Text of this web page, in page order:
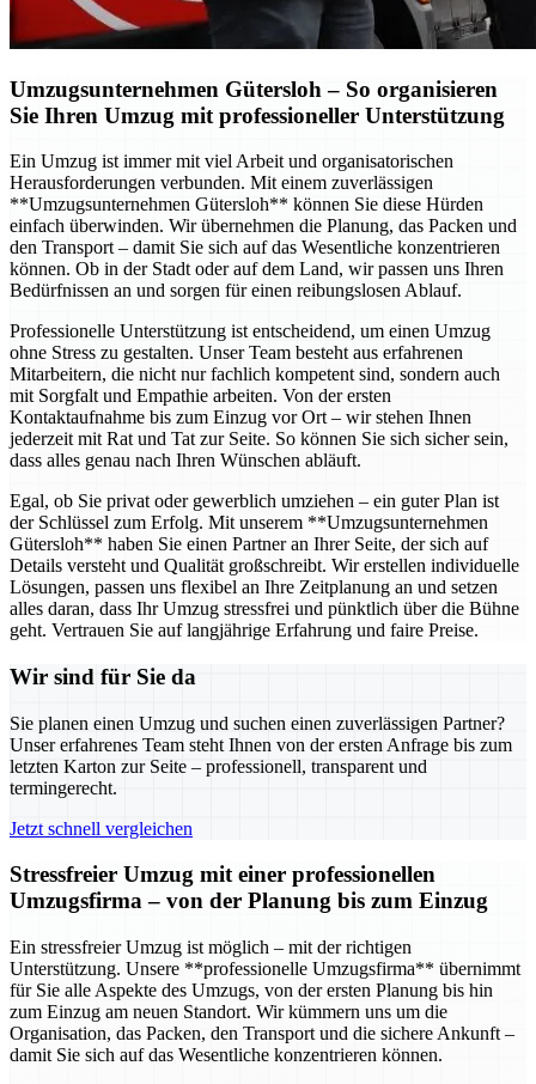
Umzugsunternehmen Gütersloh – So organisieren
Sie Ihren Umzug mit professioneller Unterstützung
Ein Umzug ist immer mit viel Arbeit und organisatorischen
Herausforderungen verbunden. Mit einem zuverlässigen
**Umzugsunternehmen Gütersloh** können Sie diese Hürden
einfach überwinden. Wir übernehmen die Planung, das Packen und
den Transport – damit Sie sich auf das Wesentliche konzentrieren
können. Ob in der Stadt oder auf dem Land, wir passen uns Ihren
Bedürfnissen an und sorgen für einen reibungslosen Ablauf.
Professionelle Unterstützung ist entscheidend, um einen Umzug
ohne Stress zu gestalten. Unser Team besteht aus erfahrenen
Mitarbeitern, die nicht nur fachlich kompetent sind, sondern auch
mit Sorgfalt und Empathie arbeiten. Von der ersten
Kontaktaufnahme bis zum Einzug vor Ort – wir stehen Ihnen
jederzeit mit Rat und Tat zur Seite. So können Sie sich sicher sein,
dass alles genau nach Ihren Wünschen abläuft.
Egal, ob Sie privat oder gewerblich umziehen – ein guter Plan ist
der Schlüssel zum Erfolg. Mit unserem **Umzugsunternehmen
Gütersloh** haben Sie einen Partner an Ihrer Seite, der sich auf
Details versteht und Qualität großschreibt. Wir erstellen individuelle
Lösungen, passen uns flexibel an Ihre Zeitplanung an und setzen
alles daran, dass Ihr Umzug stressfrei und pünktlich über die Bühne
geht. Vertrauen Sie auf langjährige Erfahrung und faire Preise.
Wir sind für Sie da
Sie planen einen Umzug und suchen einen zuverlässigen Partner?
Unser erfahrenes Team steht Ihnen von der ersten Anfrage bis zum
letzten Karton zur Seite – professionell, transparent und
termingerecht.
Jetzt schnell vergleichen
Stressfreier Umzug mit einer professionellen
Umzugsfirma – von der Planung bis zum Einzug
Ein stressfreier Umzug ist möglich – mit der richtigen
Unterstützung. Unsere **professionelle Umzugsfirma** übernimmt
für Sie alle Aspekte des Umzugs, von der ersten Planung bis hin
zum Einzug am neuen Standort. Wir kümmern uns um die
Organisation, das Packen, den Transport und die sichere Ankunft –
damit Sie sich auf das Wesentliche konzentrieren können.